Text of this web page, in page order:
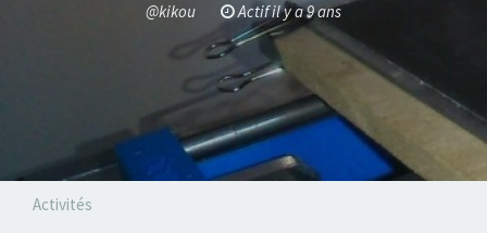
@kikou Actif il y a 9 ans
Activités